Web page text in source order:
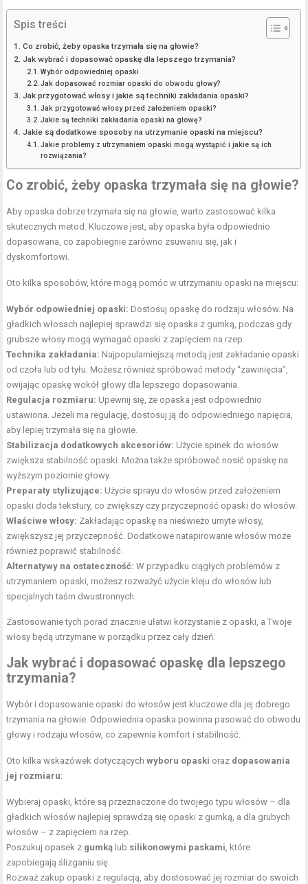
Spis treści
Co zrobić, żeby opaska trzymała się na głowie?
Jak wybrać i dopasować opaskę dla lepszego trzymania?
Wybór odpowiedniej opaski
Jak dopasować rozmiar opaski do obwodu głowy?
Jak przygotować włosy i jakie są techniki zakładania opaski?
Jak przygotować włosy przed założeniem opaski?
Jakie są techniki zakładania opaski na głowę?
Jakie są dodatkowe sposoby na utrzymanie opaski na miejscu?
Jakie problemy z utrzymaniem opaski mogą wystąpić i jakie są ich
rozwiązania?
Co zrobić, żeby opaska trzymała się na głowie?
Aby opaska dobrze trzymała się na głowie, warto zastosować kilka
skutecznych metod. Kluczowe jest, aby opaska była odpowiednio
dopasowana, co zapobiegnie zarówno zsuwaniu się, jak i
dyskomfortowi.
Oto kilka sposobów, które mogą pomóc w utrzymaniu opaski na miejscu:
Wybór odpowiedniej opaski: Dostosuj opaskę do rodzaju włosów. Na
gładkich włosach najlepiej sprawdzi się opaska z gumką, podczas gdy
grubsze włosy mogą wymagać opaski z zapięciem na rzep
Technika zakładania: Najpopularniejszą metodą jest zakładanie opaski
od czoła lub od tyłu. Możesz również spróbować metody “zawinięcia”,
owijając opaskę wokół głowy dla lepszego dopasowania.
Regulacja rozmiaru: Upewnij się, że opaska jest odpowiednio
ustawiona. Jeżeli ma regulację, dostosuj ją do odpowiedniego napięcia,
aby lepiej trzymała się na głowie.
Stabilizacja dodatkowych akcesoriów: Użycie spinek do włosów
zwiększa stabilność opaski. Można także spróbować nosić opaskę na
wyższym poziomie głowy.
Preparaty stylizujące: Użycie sprayu do włosów przed założeniem
opaski doda tekstury, co zwiększy czy przyczepność opaski do włosów.
Właściwe włosy: Zakładając opaskę na nieświeżo umyte włosy,
zwiększysz jej przyczepność. Dodatkowe natapirowanie włosów może
również poprawić stabilność.
Alternatywy na ostateczność: W przypadku ciągłych problemów z
utrzymaniem opaski, możesz rozważyć użycie kleju do włosów lub
specjalnych taśm dwustronnych.
Zastosowanie tych porad znacznie ułatwi korzystanie z opaski, a Twoje
włosy będą utrzymane w porządku przez cały dzień.
Jak wybrać i dopasować opaskę dla lepszego
trzymania?
Wybór i dopasowanie opaski do włosów jest kluczowe dla jej dobrego
trzymania na głowie. Odpowiednia opaska powinna pasować do obwodu
głowy i rodzaju włosów, co zapewnia komfort i stabilność.
Oto kilka wskazówek dotyczącychwyboru opaski oraz dopasowania
jej rozmiaru:
Wybieraj opaski, które są przeznaczone do twojego typu włosów – dla
gładkich włosów najlepiej sprawdzą się opaski z gumką, a dla grubych
włosów – z zapięciem na rzep.
Poszukuj opasek z gumką lub silikonowymi paskami , które
zapobiegają ślizganiu się.
Rozważ zakup opaski z regulacją, aby dostosować jej rozmiar do swoich